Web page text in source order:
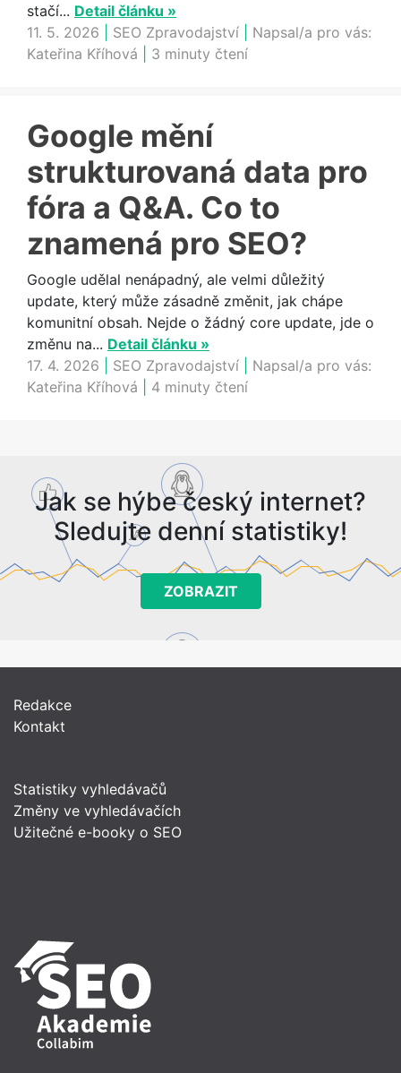
stačí... Detail článku »
11. 5. 2026
SEO Zpravodajství
Napsal/a pro vás:
Kateřina Kříhová
3 minuty čtení
Google mění
strukturovaná data pro
fóra a Q&A. Co to
znamená pro SEO?
Google udělal nenápadný, ale velmi důležitý
update, který může zásadně změnit, jak chápe
komunitní obsah. Nejde o žádný core update, jde o
změnu na... Detail článku »
17. 4. 2026
SEO Zpravodajství
Napsal/a pro vás:
Kateřina Kříhová
4 minuty čtení
Jak se hýbe český internet?
Sledujte denní statistiky!
ZOBRAZIT
Redakce
Kontakt
Statistiky vyhledávačů
Změny ve vyhledávačích
Užitečné e-booky o SEO